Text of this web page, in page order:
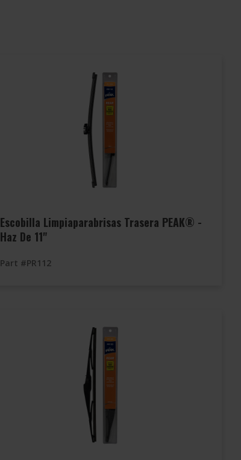
Escobilla Limpiaparabrisas Trasera PEAK® -
Haz De 11"
Part #PR112